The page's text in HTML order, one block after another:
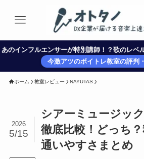
あのインフルエンサーが特別講師！？歌のレベ
今激アツのボイトレ教室の評判
ホーム 教室レビュー NAYUTAS
シアーミュージッ
徹底比較！どっち？
通いやすさまとめ
2026
5/15